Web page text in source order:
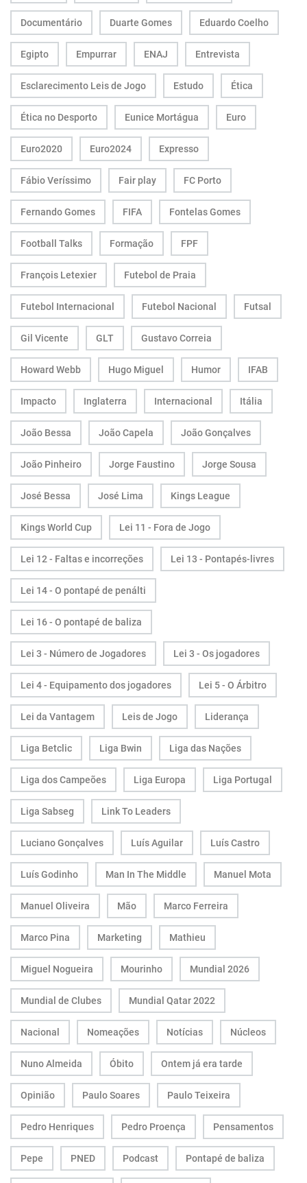
Documentário Duarte Gomes Eduardo Coelho
Egipto Empurrar ENAJ Entrevista
Esclarecimento Leis de Jogo Estudo Ética
Ética no Desporto Eunice Mortágua Euro
Euro2020 Euro2024 Expresso
Fábio Veríssimo Fair play FC Porto
Fernando Gomes FIFA Fontelas Gomes
Football Talks Formação FPF
François Letexier Futebol de Praia
Futebol Internacional Futebol Nacional Futsal
Gil Vicente GLT Gustavo Correia
Howard Webb Hugo Miguel Humor IFAB
Impacto Inglaterra Internacional Itália
João Bessa João Capela João Gonçalves
João Pinheiro Jorge Faustino Jorge Sousa
José Bessa José Lima Kings League
Kings World Cup Lei 11 - Fora de Jogo
Lei 12 - Faltas e incorreções Lei 13 - Pontapés-livres
Lei 14 - O pontapé de penálti
Lei 16 - O pontapé de baliza
Lei 3 - Número de Jogadores Lei 3 - Os jogadores
Lei 4 - Equipamento dos jogadores Lei 5 - O Árbitro
Lei da Vantagem Leis de Jogo Liderança
Liga Betclic Liga Bwin Liga das Nações
Liga dos Campeões Liga Europa Liga Portugal
Liga Sabseg Link To Leaders
Luciano Gonçalves Luís Aguilar Luís Castro
Luís Godinho Man In The Middle Manuel Mota
Manuel Oliveira Mão Marco Ferreira
Marco Pina Marketing Mathieu
Miguel Nogueira Mourinho Mundial 2026
Mundial de Clubes Mundial Qatar 2022
Nacional Nomeações Notícias Núcleos
Nuno Almeida Óbito Ontem já era tarde
Opinião Paulo Soares Paulo Teixeira
Pedro Henriques Pedro Proença Pensamentos
Pepe PNED Podcast Pontapé de baliza